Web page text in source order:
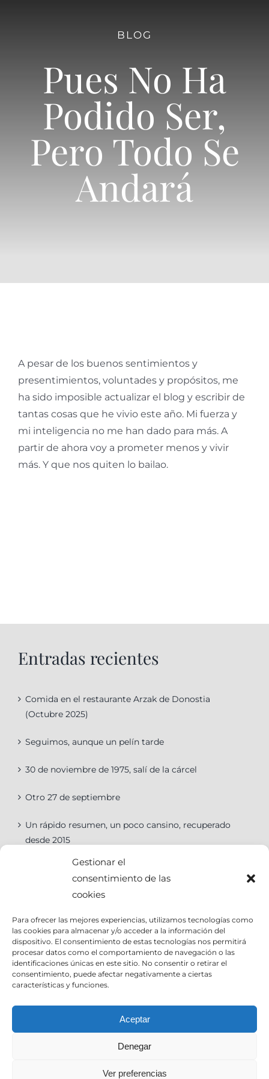
Gestionar el
consentimiento de las
cookies
Para ofrecer las mejores experiencias, utilizamos tecnologías como
las cookies para almacenar y/o acceder a la información del
dispositivo. El consentimiento de estas tecnologías nos permitirá
procesar datos como el comportamiento de navegación o las
identificaciones únicas en este sitio. No consentir o retirar el
consentimiento, puede afectar negativamente a ciertas
características y funciones.
Aceptar
Denegar
Ver preferencias
BLOG
Pues No Ha
Podido Ser,
Pero Todo Se
Andará
A pesar de los buenos sentimientos y
presentimientos, voluntades y propósitos, me
ha sido imposible actualizar el blog y escribir de
tantas cosas que he vivio este año. Mi fuerza y
mi inteligencia no me han dado para más. A
partir de ahora voy a prometer menos y vivir
más. Y que nos quiten lo bailao.
Entradas recientes
Comida en el restaurante Arzak de Donostia
(Octubre 2025)
Seguimos, aunque un pelín tarde
30 de noviembre de 1975, salí de la cárcel
Otro 27 de septiembre
Un rápido resumen, un poco cansino, recuperado
desde 2015
Categorías
Categorías
Contact Info
info@joseantoniocruz.com
web y posicionamiento pamplona: EOSERON.es